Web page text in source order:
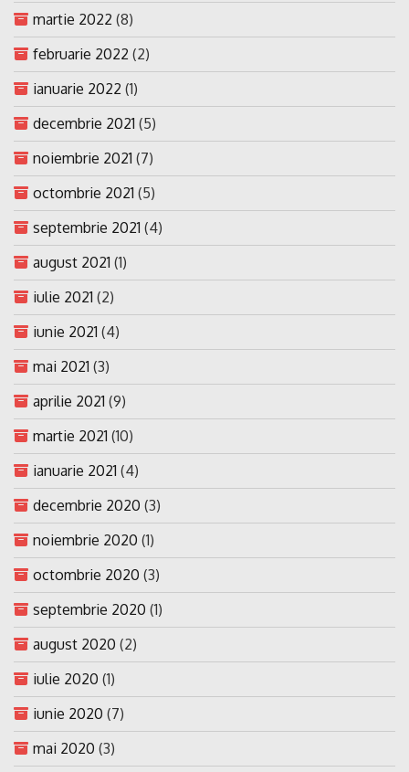
martie 2022 (8)
februarie 2022 (2)
ianuarie 2022 (1)
decembrie 2021 (5)
noiembrie 2021 (7)
octombrie 2021 (5)
septembrie 2021 (4)
august 2021 (1)
iulie 2021 (2)
iunie 2021 (4)
mai 2021 (3)
aprilie 2021 (9)
martie 2021 (10)
ianuarie 2021 (4)
decembrie 2020 (3)
noiembrie 2020 (1)
octombrie 2020 (3)
septembrie 2020 (1)
august 2020 (2)
iulie 2020 (1)
iunie 2020 (7)
mai 2020 (3)